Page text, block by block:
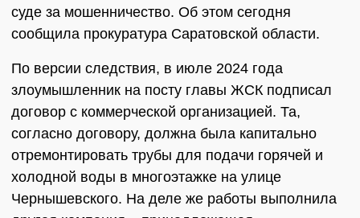
суде за мошенничество. Об этом сегодня
сообщила прокуратура Саратовской области.
По версии следствия, в июле 2024 года
злоумышленник на посту главы ЖСК подписал
договор с коммерческой организацией. Та,
согласно договору, должна была капитально
отремонтировать трубы для подачи горячей и
холодной воды в многоэтажке на улице
Чернышевского. На деле же работы выполнила